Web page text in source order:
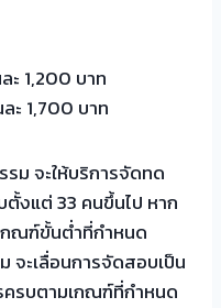
ะ 1,200 บาท
ะ 1,700 บาท
ม จะให้บริการจัดทด
งแต่ 33 คนขึ้นไป หาก
ณฑ์ขั้นต่ำที่กำหนด
จะเลื่อนการจัดสอบเป็น
รบตามเกณฑ์ที่กำหนด